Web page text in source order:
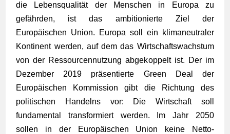
die Lebensqualität der Menschen in Europa zu
gefährden, ist das ambitionierte Ziel der
Europäischen Union. Europa soll ein klimaneutraler
Kontinent werden, auf dem das Wirtschaftswachstum
von der Ressourcennutzung abgekoppelt ist. Der im
Dezember 2019 präsentierte Green Deal der
Europäischen Kommission gibt die Richtung des
politischen Handelns vor: Die Wirtschaft soll
fundamental transformiert werden. Im Jahr 2050
sollen in der Europäischen Union keine Netto-